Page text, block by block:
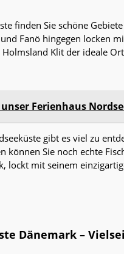
finden Sie schöne
Fanö hingegen locken
Klit der ideale
Ferienhaus
gibt es viel zu
können Sie noch echte
lockt mit seinem
Dänemark –